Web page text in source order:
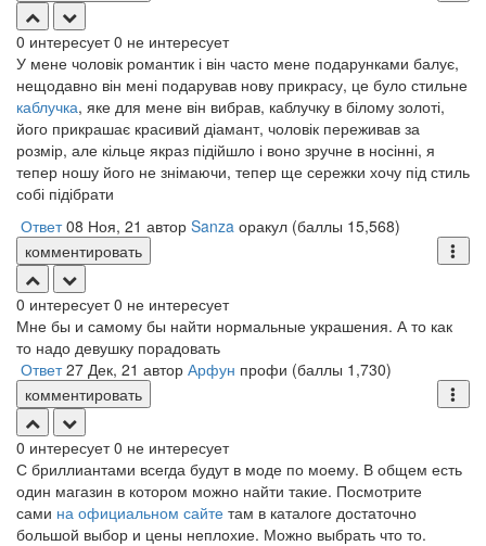
0 интересует 0 не интересует
У мене чоловік романтик і він часто мене подарунками балує,
нещодавно він мені подарував нову прикрасу, це було стильне
каблучка, яке для мене він вибрав, каблучку в білому золоті,
його прикрашає красивий діамант, чоловік переживав за
розмір, але кільце якраз підійшло і воно зручне в носінні, я
тепер ношу його не знімаючи, тепер ще сережки хочу під стиль
собі підібрати
Ответ 08 Ноя, 21 автор Sanza оракул (баллы 15,568)
комментировать
0 интересует 0 не интересует
Мне бы и самому бы найти нормальные украшения. А то как
то надо девушку порадовать
Ответ 27 Дек, 21 автор Арфун профи (баллы 1,730)
комментировать
0 интересует 0 не интересует
С бриллиантами всегда будут в моде по моему. В общем есть
один магазин в котором можно найти такие. Посмотрите
сами на официальном сайте там в каталоге достаточно
большой выбор и цены неплохие. Можно выбрать что то.